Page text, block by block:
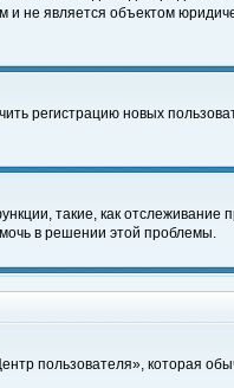
и не является объектом
регистрацию новых
такие, как отслеживание
в решении этой проблемы.
пользователя», которая